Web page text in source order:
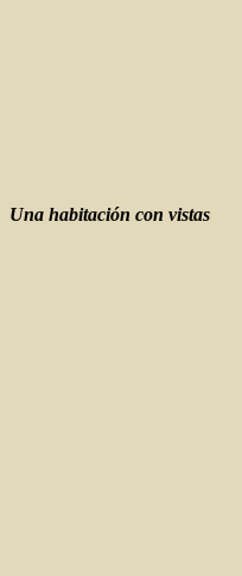
Una habitación con vistas